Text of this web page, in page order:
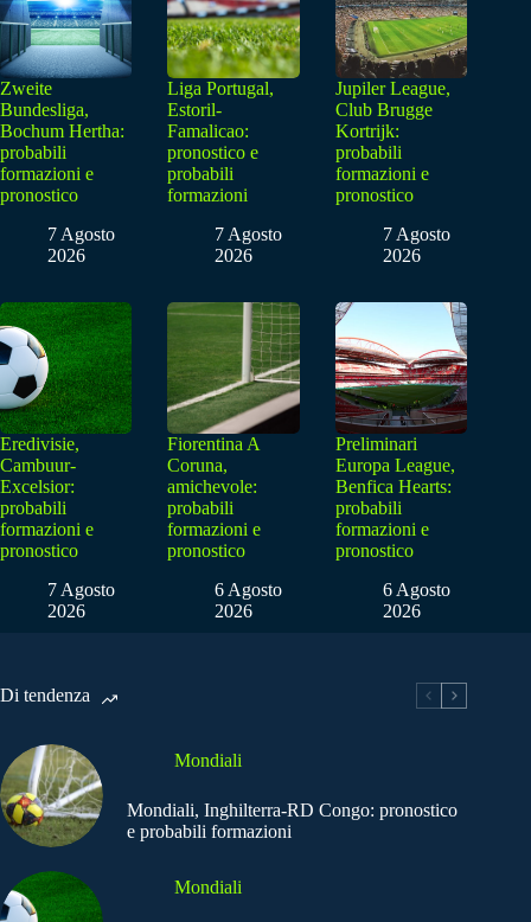
Zweite
Bundesliga,
Bochum Hertha:
probabili
formazioni e
pronostico
7 Agosto
2026
Liga Portugal,
Estoril-
Famalicao:
pronostico e
probabili
formazioni
7 Agosto
2026
Jupiler League,
Club Brugge
Kortrijk:
probabili
formazioni e
pronostico
7 Agosto
2026
Eredivisie,
Cambuur-
Excelsior:
probabili
formazioni e
pronostico
7 Agosto
2026
Fiorentina A
Coruna,
amichevole:
probabili
formazioni e
pronostico
6 Agosto
2026
Preliminari
Europa League,
Benfica Hearts:
probabili
formazioni e
pronostico
6 Agosto
2026
Di tendenza
Mondiali
Mondiali, Inghilterra-RD Congo: pronostico
e probabili formazioni
Mondiali